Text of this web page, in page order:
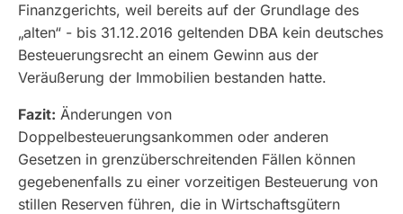
Finanzgerichts, weil bereits auf der Grundlage des
„alten“ - bis 31.12.2016 geltenden DBA kein deutsches
Besteuerungsrecht an einem Gewinn aus der
Veräußerung der Immobilien bestanden hatte.
Fazit: Änderungen von
Doppelbesteuerungsankommen oder anderen
Gesetzen in grenzüberschreitenden Fällen können
gegebenenfalls zu einer vorzeitigen Besteuerung von
stillen Reserven führen, die in Wirtschaftsgütern